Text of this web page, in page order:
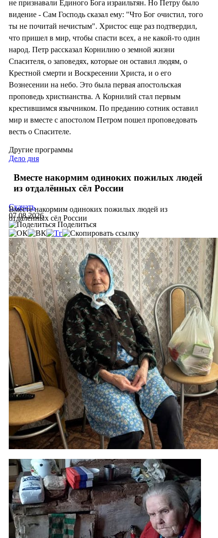
не признавали Единого Бога израильтян. Но Петру было
видение - Сам Господь сказал ему: "Что Бог очистил, того
ты не почитай нечистым". Христос еще раз подтвердил,
что пришел в мир, чтобы спасти всех, а не какой-то один
народ. Петр рассказал Корнилию о земной жизни
Спасителя, о заповедях, которые он оставил людям, о
Крестной смерти и Воскресении Христа, и о его
Вознесении на небо. Это была первая апостольская
проповедь христианства. А Корнилий стал первым
крестившимся язычником. По преданию сотник оставил
мир и вместе с апостолом Петром пошел проповедовать
весть о Спасителе.
Другие программы
Дело дня
Вместе накормим одиноких пожилых людей
из отдалённых сёл России
Вместе накормим одиноких пожилых людей из
отдалённых сёл России
Скачать
07.08.2026
Поделиться